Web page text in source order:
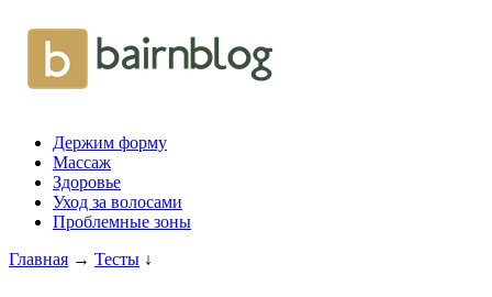
Держим форму
Массаж
Здоровье
Уход за волосами
Проблемные зоны
Главная → Тесты ↓